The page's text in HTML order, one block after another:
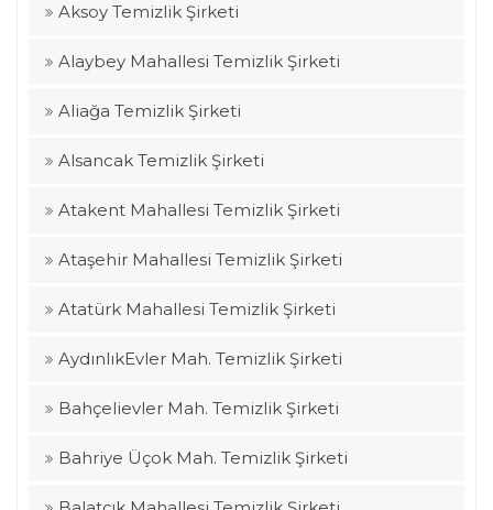
Aksoy Temizlik Şirketi
Alaybey Mahallesi Temizlik Şirketi
Aliağa Temizlik Şirketi
Alsancak Temizlik Şirketi
Atakent Mahallesi Temizlik Şirketi
Ataşehir Mahallesi Temizlik Şirketi
Atatürk Mahallesi Temizlik Şirketi
AydınlıkEvler Mah. Temizlik Şirketi
Bahçelievler Mah. Temizlik Şirketi
Bahriye Üçok Mah. Temizlik Şirketi